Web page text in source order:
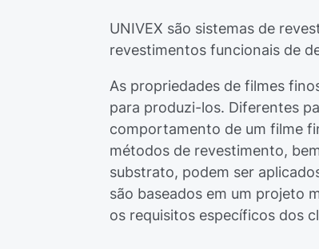
UNIVEX são sistemas de
revestimentos funcionais de
As propriedades de filmes
para produzi-los. Diferentes
comportamento de um filme
métodos de revestimento,
substrato, podem ser
são baseados em um projeto
os requisitos específicos dos